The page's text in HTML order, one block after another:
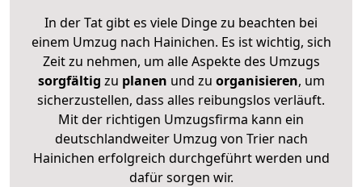
In der Tat gibt es viele Dinge zu beachten bei
einem Umzug nach Hainichen. Es ist wichtig, sich
Zeit zu nehmen, um alle Aspekte des Umzugs
sorgfältig zu planen und zu organisieren, um
sicherzustellen, dass alles reibungslos verläuft.
Mit der richtigen Umzugsfirma kann ein
deutschlandweiter Umzug von Trier nach
Hainichen erfolgreich durchgeführt werden und
dafür sorgen wir.